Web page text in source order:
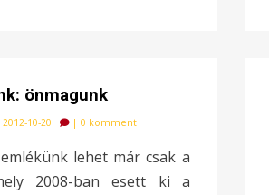
önmagunk
2012-10-20 | 0 komment
lehet már csak a
2008-ban esett ki a